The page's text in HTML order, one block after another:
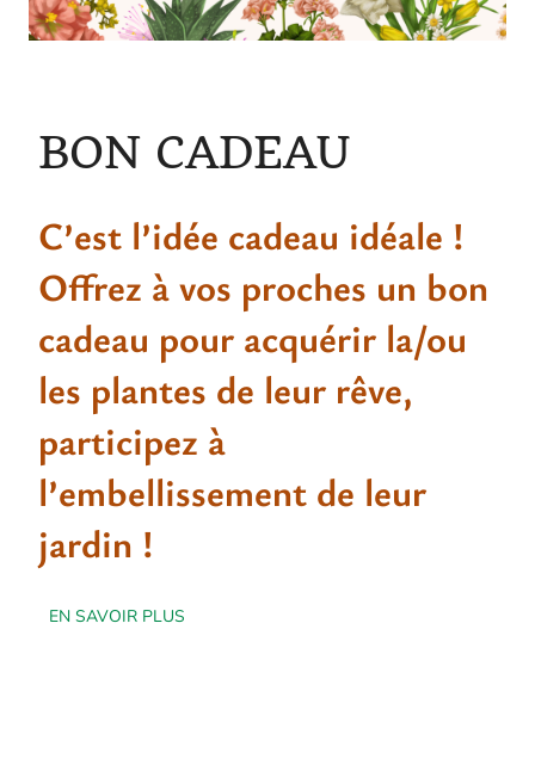
BON CADEAU
C’est l’idée cadeau idéale !
Offrez à vos proches un bon
cadeau pour acquérir la/ou
les plantes de leur rêve,
participez à
l’embellissement de leur
jardin !
EN SAVOIR PLUS